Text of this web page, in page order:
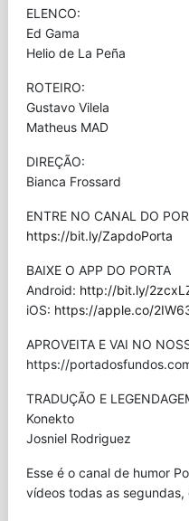
ELENCO:
Ed Gama
Helio de La Peña
ROTEIRO:
Gustavo Vilela
Matheus MAD
DIREÇÃO:
Bianca Frossard
ENTRE NO CANAL DO
https://bit.ly/ZapdoPorta
BAIXE O APP DO PORTA
Android: http://bit.ly/
iOS: https://apple.co/
APROVEITA E VAI NO
⁠https://
TRADUÇÃO E
Konekto
Josniel Rodriguez
Esse é o canal de humor
vídeos todas as segundas,